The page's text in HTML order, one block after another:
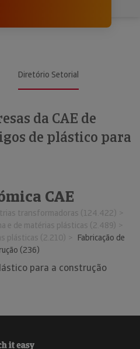
Diretório Setorial
da CAE de
de plástico para
CAE
transformadoras (124.422)
e de matérias plásticas (2.489)
plásticas (2.210)
Fabricação de
(236)
para a construção